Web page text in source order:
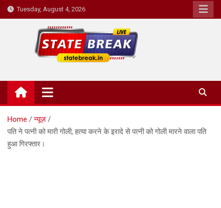
Skip
to
Tuesday, August 4, 2026
State Break
Home
न्यूज़
पति ने पत्नी को मारी गोली, हत्या करने के इरादे से पत्नी को गोली मारने वाला पति
हुआ गिरफ्तार।